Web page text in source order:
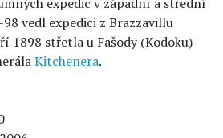
vedl expedici z Brazzavillu
1898 střetla u Fašody (Kodoku)
Kitchenera.